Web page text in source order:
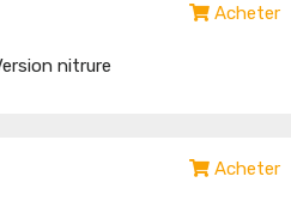
nitrure
Acheter
Acheter